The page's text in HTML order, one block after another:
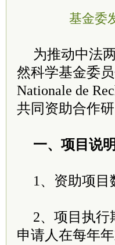
基金委
为推动中法
然科学基金委
Nationale de
共同资助合作研
一、项目说明
1、资助项目
2、项目执行
申请人在每年